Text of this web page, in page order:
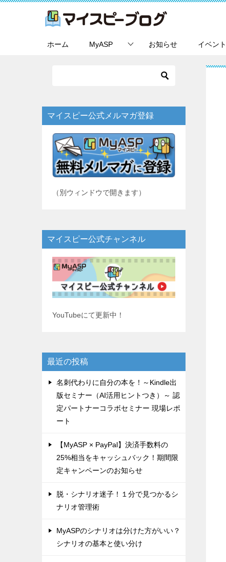
ホーム MyASP お知らせ イベント
マイスピー公式メルマガ登録
（別ウィンドウで開きます）
マイスピー公式チャンネル
YouTubeにて更新中！
最近の投稿
名刺代わりに自分の本を！～Kindle出
版セミナー（AI活用ヒントつき）～ 認
定パートナーコラボセミナー 現場レポ
ート
【MyASP × PayPal】決済手数料の
25%相当をキャッシュバック！期間限
定キャンペーンのお知らせ
脱・シナリオ迷子！１分で見つかるシ
ナリオ管理術
MyASPのシナリオは分けた方がいい？
シナリオの基本と使い分け